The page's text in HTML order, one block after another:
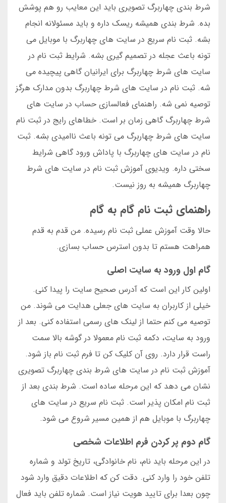
شرط بندی چهاربرگ تصویری باید این معایب رو هم پوشش
بده. شرط بندی همیشه ریسک داره و باید مسئولانه انجام
بشه. ثبت نام سریع در سایت های چهاربرگ با موبایل می
تونه باعث عجله در تصمیم گیری بشه. شرایط ثبت نام در
سایت های شرط چهاربرگ برای ایرانیان گاهی پیچیده می
شه. ثبت نام در سایت های شرط چهاربرگ بدون مدارک هرگز
توصیه نمی شه. راهنمای فعالسازی حساب در سایت های
شرط چهاربرگ گاهی زمان بر است. خطاهای رایج در ثبت نام
سایت های شرط چهاربرگ می تونه باعث ناامیدی بشه. ثبت
نام در سایت های چهاربرگ با پاداش ورود گاهی شرایط
سختی داره. ویدیوی آموزش ثبت نام در سایت های شرط
چهاربرگ همیشه به روز نیست.
راهنمای ثبت نام گام به گام
حالا وقت آموزش عملی ثبت نام رسیده. من قدم به قدم
همراهت هستم تا بدون استرس حساب بسازی.
گام اول ورود به سایت اصلی
اولین کار این است که آدرس صحیح سایت را پیدا کنی.
خیلی از کاربران به سایت های جعلی هدایت می شوند. من
توصیه می کنم حتما از لینک های رسمی استفاده کنی. بعد از
ورود به سایت، دکمه ثبت نام معمولا در گوشه بالا سمت
راست قرار دارد. روی آن کلیک کن تا فرم ثبت نام باز شود.
آموزش ثبت نام در سایت های شرط بندی چهاربرگ تصویری
نشان می دهد که این مرحله ساده است. شرط بندی بعد از
ثبت نام امکان پذیر است. ثبت نام سریع در سایت های
چهاربرگ با موبایل هم از همین مسیر شروع می شود.
گام دوم پر کردن فرم اطلاعات شخصی
در این مرحله باید نام، نام خانوادگی، تاریخ تولد و شماره
تلفن خود را وارد کنی. دقت کن که اطلاعات دقیق وارد شود
چون بعدا برای تایید هویت نیاز است. شماره تلفن باید فعال